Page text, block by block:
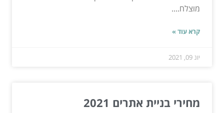
מוצלח....
קרא עוד »
יונ 09, 2021
מחירי בניית אתרים 2021